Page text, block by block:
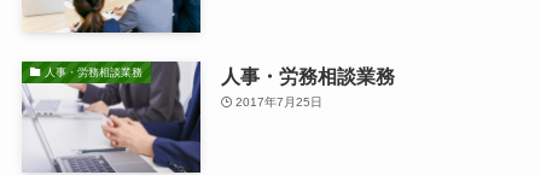
人事・労務相談業務 人事・労務相談業務
2017年7月25日